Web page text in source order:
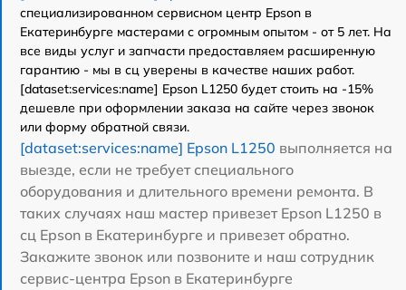
специализированном сервисном центр Epson в
Екатеринбурге мастерами с огромным опытом - от 5 лет. На
все виды услуг и запчасти предоставляем расширенную
гарантию - мы в сц уверены в качестве наших работ.
[dataset:services:name] Epson L1250 будет стоить на -15%
дешевле при оформлении заказа на сайте через звонок
или форму обратной связи.
[dataset:services:name] Epson L1250 выполняется на
выезде, если не требует специального
оборудования и длительного времени ремонта. В
таких случаях наш мастер привезет Epson L1250 в
сц Epson в Екатеринбурге и привезет обратно.
Закажите звонок или позвоните и наш сотрудник
сервис-центра Epson в Екатеринбурге